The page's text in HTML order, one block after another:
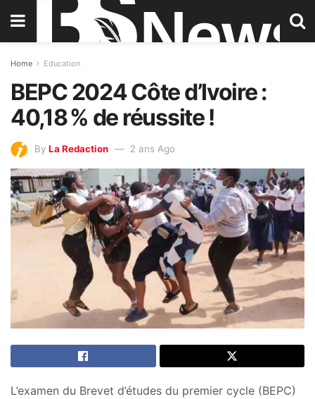
Home Education
BEPC 2024 Côte d’Ivoire :
40,18 % de réussite !
By La Redaction 2 ans Ago
L’examen du Brevet d’études du premier cycle (BEPC)